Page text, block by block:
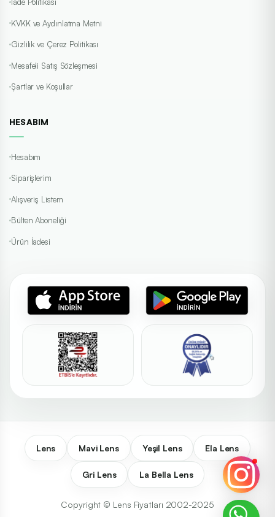
KVKK ve Aydınlatma Metni
Gizlilik ve Çerez Politikası
Mesafeli Satış Sözleşmesi
Şartlar ve Koşullar
HESABIM
Hesabım
Siparişlerim
Alışveriş Listem
Bülten Aboneliği
Ürün İadesi
Lens Mavi Lens Yeşil Lens Ela Lens
Gri Lens La Bella Lens
Copyright © Lens Fiyatları 2002-2025